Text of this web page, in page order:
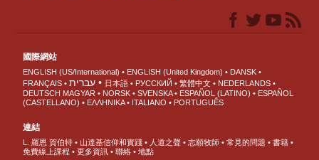
國際網站
ENGLISH (US/International) ENGLISH (United Kingdom)
DANSK
FRANÇAIS
עברית 日本語 РУССКИЙ 繁體中文
NEDERLANDS
DEUTSCH MAGYAR NORSK SVENSKA ESPAÑOL (LATINO)
ESPAÑOL
(CASTELLANO)
ΕΛΛΗΝΙΚA ITALIANO PORTUGUÊS
連結
L. 羅恩 賀伯特 山達基信仰和實踐 人道之聲 志願牧師 常見的問題
書籍
免費線上課程
更多資訊 聯絡 地點